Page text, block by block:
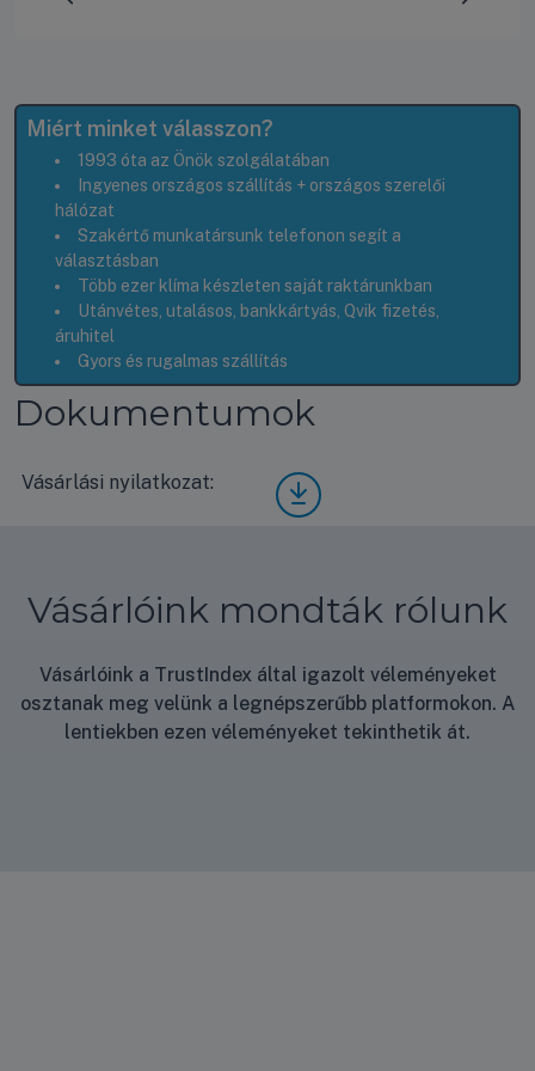
Miért minket válasszon?
1993 óta az Önök szolgálatában
Ingyenes országos szállítás + országos szerelői
hálózat
Szakértő munkatársunk telefonon segít a
választásban
Több ezer klíma készleten saját raktárunkban
Utánvétes, utalásos, bankkártyás, Qvik fizetés,
áruhitel
Gyors és rugalmas szállítás
Dokumentumok
Vásárlási nyilatkozat:
Vásá
rlási
Vásárlóink mondták rólunk
Vásárlóink a TrustIndex által igazolt véleményeket
osztanak meg velünk a legnépszerűbb platformokon. A
lentiekben ezen véleményeket tekinthetik át.